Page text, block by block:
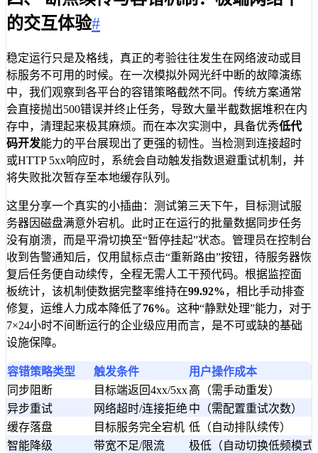
的交互体验#
稳定运行只是及格线，真正的考验往往发生在网络波动或目
标服务不可用的时候。在一次模拟外网光纤中断的故障演练
中，我们观察到各平台的容错策略截然不同。传统方案通常
会直接抛出500错误并终止任务，导致大量半截数据堆积在内
存中，清理起来极其麻烦。而在本次实测中，具备优秀低代
码开发能力的平台展现出了更强的韧性。当检测到连接超时
或HTTP 5xx响应时，系统会自动触发指数退避重试机制，并
将失败批次暂存至本地缓存队列。
这里分享一个真实的小插曲：测试第三天下午，目标测试服
务器因磁盘满意外宕机。此时正在运行的批量数据同步任务
没有崩溃，而是平滑切换至“暂停挂起”状态。管理员在控制台
收到告警通知后，仅用鼠标点击“重新路由”按钮，待服务器恢
复后任务便自动续传，全程无需人工干预代码。根据监控面
板统计，该机制使数据完整率维持在99.92%，相比手动排查
修复，运维人力成本降低了76%。这种“静默处理”能力，对于
7×24小时不间断运行的企业级应用而言，是不可或缺的基础
设施保障。
容错策略类型 触发条件
用户操作成本
同步阻断
目标端返回4xx/5xx高（需手动重发）
异步重试
网络超时/连接拒绝中（需配置重试次数）
缓存落盘
目标服务完全宕机 低（自动排队续传）
智能降级
带宽不足/限流 极低（自动切换低频模式